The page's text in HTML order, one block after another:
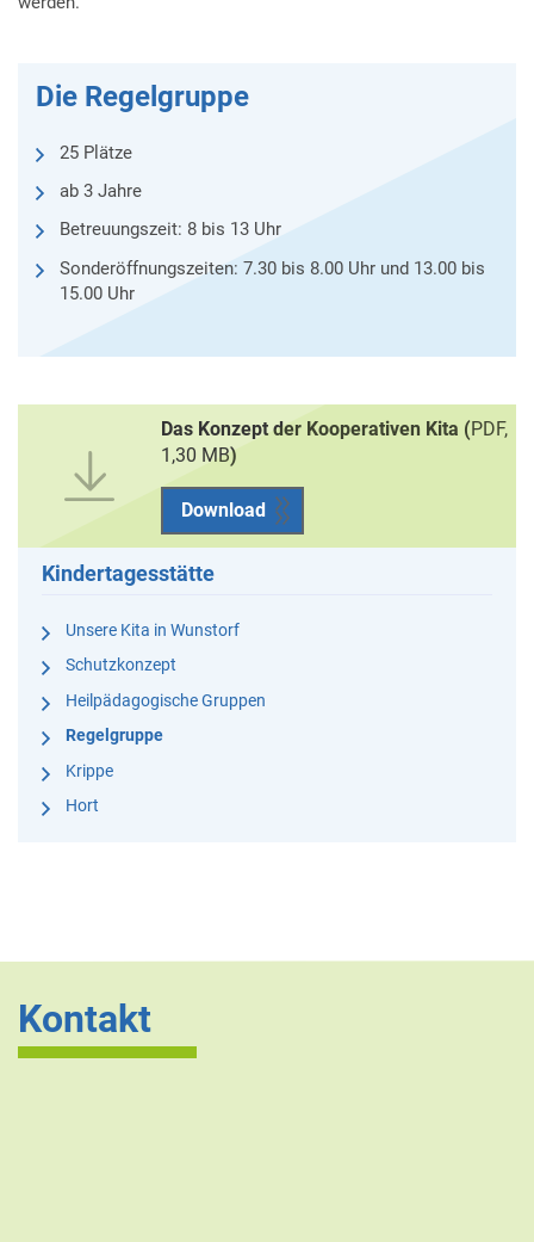
Die Regelgruppe
25 Plätze
ab 3 Jahre
Betreuungszeit: 8 bis 13 Uhr
Sonderöffnungszeiten: 7.30 bis 8.00 Uhr und 13.00 bis
15.00 Uhr
Das Konzept der Kooperativen Kita (PDF,
1,30 MB)
Download
Kindertagesstätte
Unsere Kita in Wunstorf
Schutzkonzept
Heilpädagogische Gruppen
Regelgruppe
Krippe
Hort
Kontakt